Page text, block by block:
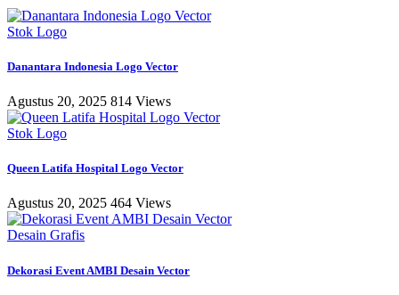
Stok Logo
Danantara Indonesia Logo Vector
Agustus 20, 2025 814 Views
Stok Logo
Queen Latifa Hospital Logo Vector
Agustus 20, 2025 464 Views
Desain Grafis
Dekorasi Event AMBI Desain Vector